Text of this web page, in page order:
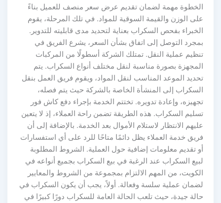
الخطوة مهمة لضمان تقديم عرض سعر منصف للعميل بناءً
على الوزن والقيمة السوقية للمواد. في تلك المرحلة، يقوم
الخبراء بفحص السكراب بعناية لتحديد مدى قابليته للتدوير.
بمجرد التوصل إلى اتفاق بشأن السعر، يشرع الفريق في
تنظيم عملية النقل. تمتلك الشركة أسطولًا من المركبات
المجهزة بصورة مناسبة لنقل مختلف أنواع السكراب. يتم
تحديد الموعد المناسب لنقل المواد، ويقوم فريق العمل بنقل
السكراب إلى المنشأة الخاصة بالشركة حيث يتم فصله،
تجهيزه، وإعادة تدويره. تختتم الخدمة بإجراء دفع كاش فور
تسليم السكراب. هذه الطريقة تضمن راحة العملاء، إذ لا يتعين
عليهم الانتظار لاستلام الأموال بعد الخدمة. بالإضافة إلى أن
فريق خدمة العملاء يظل دائمًا متاحًا للرد على أي استفسارات
أو تقديم معلومات إضافية حول العملية. الشروط المطلوبة
لبيع السكراب عند الرغبة في بيع السكراب بجميع أنواعه في
الكويت، من المهم الالتزام بمجموعة من الشروط والمعايير
لضمان عملية سلسة وفعالة. أولاً، يجب أن يكون السكراب في
حالة جيدة، حيث تلعب الحالة العامة للسكراب دورًا كبيرًا في